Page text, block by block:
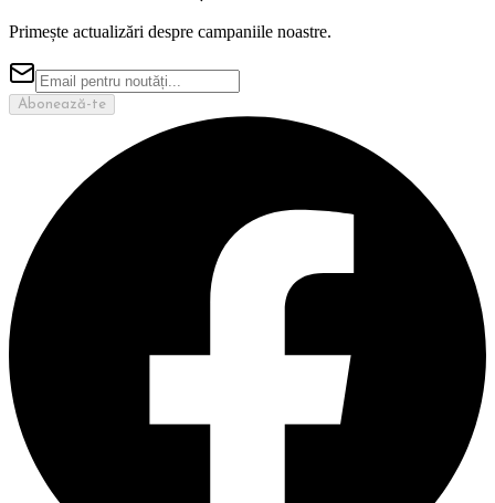
Primește actualizări despre campaniile noastre.
Abonează-te